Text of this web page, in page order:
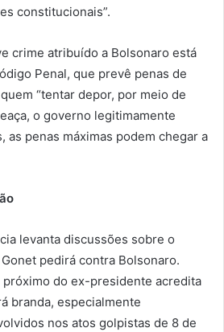
constitucionais”.
crime atribuído a Bolsonaro está
Penal, que prevê penas de
“tentar depor, por meio de
o governo legitimamente
as penas máximas podem chegar a
levanta discussões sobre o
pedirá contra Bolsonaro.
próximo do ex-presidente acredita
branda, especialmente
nos atos golpistas de 8 de